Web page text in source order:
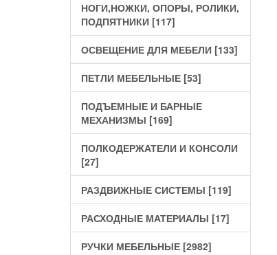
НОГИ,НОЖКИ, ОПОРЫ, РОЛИКИ,
ПОДПЯТНИКИ [117]
ОСВЕЩЕНИЕ ДЛЯ МЕБЕЛИ [133]
ПЕТЛИ МЕБЕЛЬНЫЕ [53]
ПОДЪЕМНЫЕ И БАРНЫЕ
МЕХАНИЗМЫ [169]
ПОЛКОДЕРЖАТЕЛИ И КОНСОЛИ
[27]
РАЗДВИЖНЫЕ СИСТЕМЫ [119]
РАСХОДНЫЕ МАТЕРИАЛЫ [17]
РУЧКИ МЕБЕЛЬНЫЕ [2982]